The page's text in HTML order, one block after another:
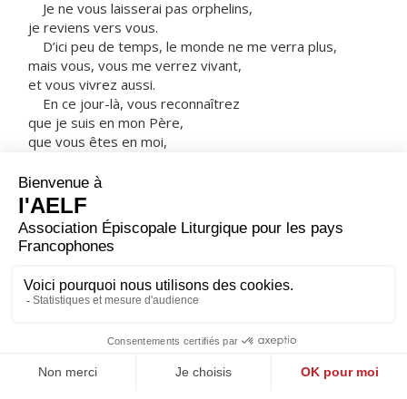
Je ne vous laisserai pas orphelins,
je reviens vers vous.
D’ici peu de temps, le monde ne me verra plus,
mais vous, vous me verrez vivant,
et vous vivrez aussi.
En ce jour-là, vous reconnaîtrez
que je suis en mon Père,
que vous êtes en moi,
Celui qui reçoit mes commandements et les garde,
c’est celui-là qui m’aime ;
et celui qui m’aime
sera aimé de mon Père ;
moi aussi, je l’aimerai,
et je me manifesterai à lui. »
– Acclamons la Parole de Dieu.